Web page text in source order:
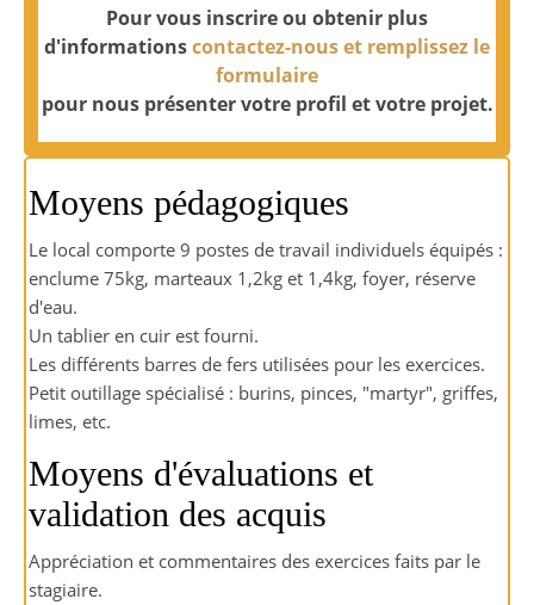
Pour vous inscrire ou obtenir plus
d'informationscontactez-nous et remplissez le
formulaire
pour nous présenter votre profil et votre projet.
Moyens pédagogiques
Le local comporte 9 postes de travail individuels équipés :
enclume 75kg, marteaux 1,2kg et 1,4kg, foyer, réserve
d'eau.
Un tablier en cuir est fourni.
Les différents barres de fers utilisées pour les exercices.
Petit outillage spécialisé : burins, pinces, "martyr", griffes,
limes, etc.
Moyens d'évaluations et
validation des acquis
Appréciation et commentaires des exercices faits par le
stagiaire.